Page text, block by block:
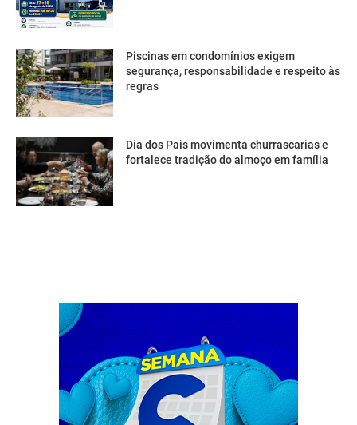
Piscinas em condomínios exigem
segurança, responsabilidade e respeito às
regras
Dia dos Pais movimenta churrascarias e
fortalece tradição do almoço em família